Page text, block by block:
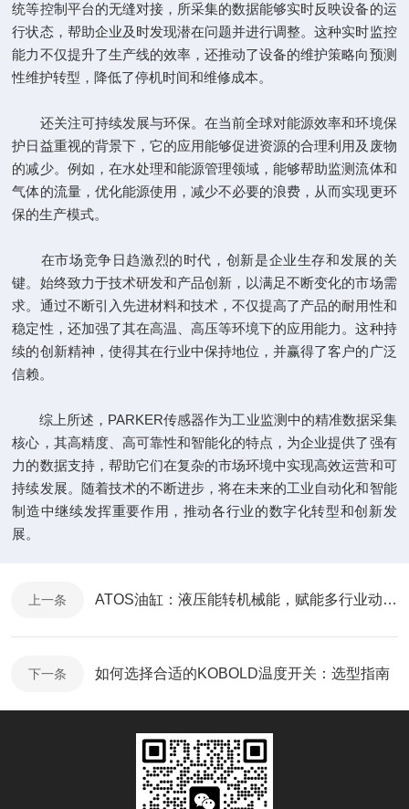
统等控制平台的无缝对接，所采集的数据能够实时反映设备的运
行状态，帮助企业及时发现潜在问题并进行调整。这种实时监控
能力不仅提升了生产线的效率，还推动了设备的维护策略向预测
性维护转型，降低了停机时间和维修成本。
还关注可持续发展与环保。在当前全球对能源效率和环境保
护日益重视的背景下，它的应用能够促进资源的合理利用及废物
的减少。例如，在水处理和能源管理领域，能够帮助监测流体和
气体的流量，优化能源使用，减少不必要的浪费，从而实现更环
保的生产模式。
在市场竞争日趋激烈的时代，创新是企业生存和发展的关
键。始终致力于技术研发和产品创新，以满足不断变化的市场需
求。通过不断引入先进材料和技术，不仅提高了产品的耐用性和
稳定性，还加强了其在高温、高压等环境下的应用能力。这种持
续的创新精神，使得其在行业中保持地位，并赢得了客户的广泛
信赖。
综上所述，PARKER传感器作为工业监测中的精准数据采集
核心，其高精度、高可靠性和智能化的特点，为企业提供了强有
力的数据支持，帮助它们在复杂的市场环境中实现高效运营和可
持续发展。随着技术的不断进步，将在未来的工业自动化和智能
制造中继续发挥重要作用，推动各行业的数字化转型和创新发
展。
上一条 ATOS油缸：液压能转机械能，赋能多行业动力输出
下一条 如何选择合适的KOBOLD温度开关：选型指南